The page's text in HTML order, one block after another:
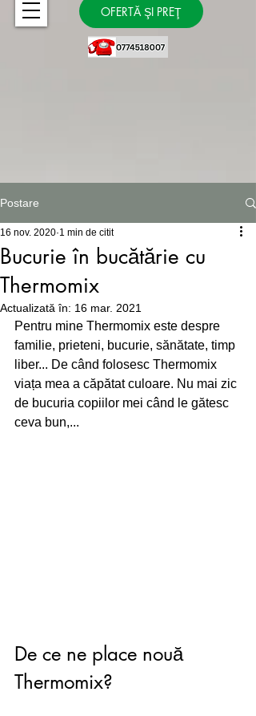
OFERTĂ ŞI PREŢ
Postare
Bucurie în bucătărie cu
Thermomix
16 nov. 2020 1 min de citit
Actualizată în: 16 mar. 2021
Pentru mine Thermomix este despre
familie, prieteni, bucurie, sănătate, timp
liber... De când folosesc Thermomix
viața mea a căpătat culoare. Nu mai zic
de bucuria copiilor mei când le gătesc
ceva bun,...
De ce ne place nouă
Thermomix?